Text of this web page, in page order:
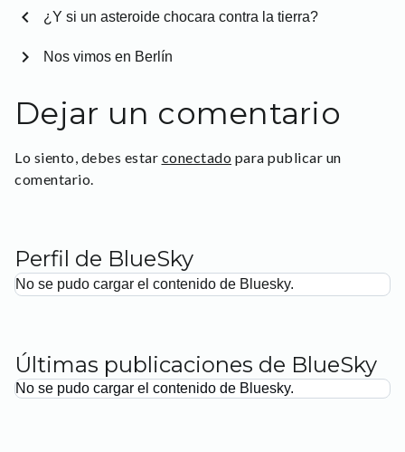
chevron_left ¿Y si un asteroide chocara contra la tierra?
Nos vimos en Berlín
chevron_right
Dejar un comentario
Lo siento, debes estar conectado para publicar un
comentario.
Perfil de BlueSky
No se pudo cargar el contenido de Bluesky.
Últimas publicaciones de BlueSky
No se pudo cargar el contenido de Bluesky.